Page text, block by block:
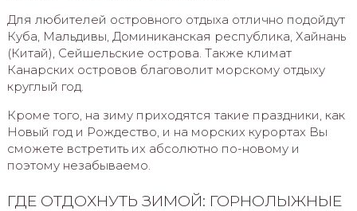
Для любителей островного отдыха отлично подойдут
Куба, Мальдивы, Доминиканская республика, Хайнань
(Китай), Сейшельские острова. Также климат
Канарских островов благоволит морскому отдыху
круглый год.
Кроме того, на зиму приходятся такие праздники, как
Новый год и Рождество, и на морских курортах Вы
сможете встретить их абсолютно по-новому и
поэтому незабываемо.
ГДЕ ОТДОХНУТЬ ЗИМОЙ: ГОРНОЛЫЖНЫЕ